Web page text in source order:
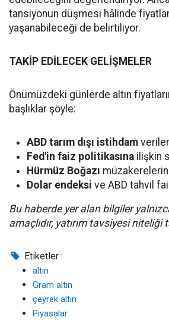
tansiyonun düşmesi hâlinde
yaşanabileceği de belirtiliyor.
TAKİP EDİLECEK GELİŞMELER
Önümüzdeki günlerde altın
başlıklar şöyle:
ABD tarım dışı istihdam
Fed'in faiz politikasına ilişkin
Hürmüz Boğazı
Dolar endeksi ve ABD tahvil
Bu haberde yer alan bilgiler
amaçlıdır, yatırım tavsiyesi niteliği
Etiketler :
altın
Gram altın
çeyrek altın
Piyasalar